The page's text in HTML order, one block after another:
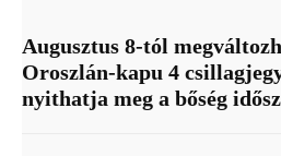
Augusztus 8-tól
Oroszlán-kapu 4
nyithatja meg a bőség